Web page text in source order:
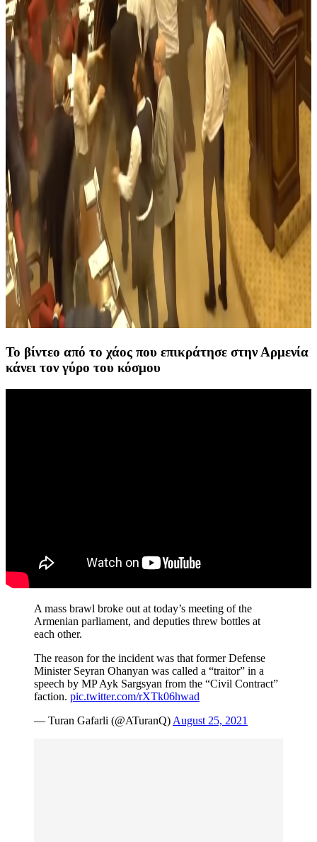
Το βίντεο από το χάος που επικράτησε στην Αρμενία
κάνει τον γύρο του κόσμου
A mass brawl broke out at today’s meeting of the
Armenian parliament, and deputies threw bottles at
each other.
The reason for the incident was that former Defense
Minister Seyran Ohanyan was called a “traitor” in a
speech by MP Ayk Sargsyan from the “Civil Contract”
faction. pic.twitter.com/rXTk06hwad
— Turan Gafarli (@ATuranQ) August 25, 2021